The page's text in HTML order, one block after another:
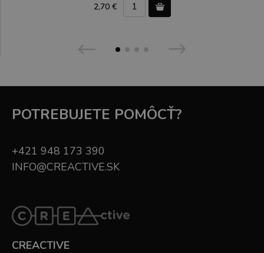
2,70 €
POTREBUJETE POMÔCŤ?
+421 948 173 390
INFO@CREACTIVE.SK
CREACTIVE